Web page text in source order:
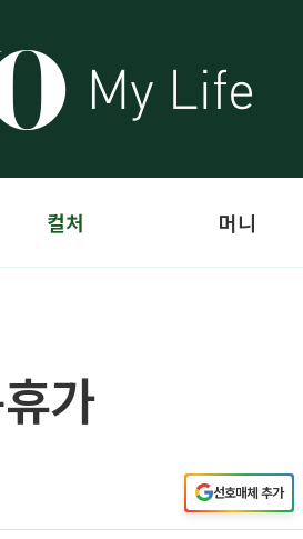
컬처 머니
가
선호매체 추가